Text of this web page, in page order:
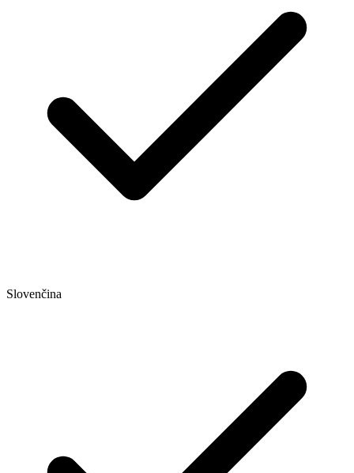
Slovenčina